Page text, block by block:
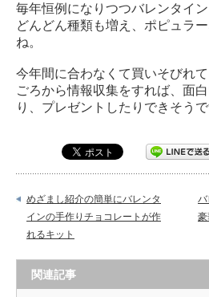
毎年恒例になりつつバレンタイ
どんどん種類も増え、ポピュラ
ね。
今年間に合わなくて買いそびれ
ごろから情報収集をすれば、面
り、プレゼントしたりできそうで
めざまし紹介の簡単にバレンタ
インの手作りチョコレートが作
れるキット
豪
関連記事